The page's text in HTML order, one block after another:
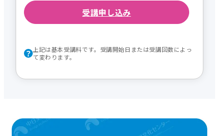
受講申し込み
上記は基本受講料です。受講開始日または受講回数によっ
て変わります。